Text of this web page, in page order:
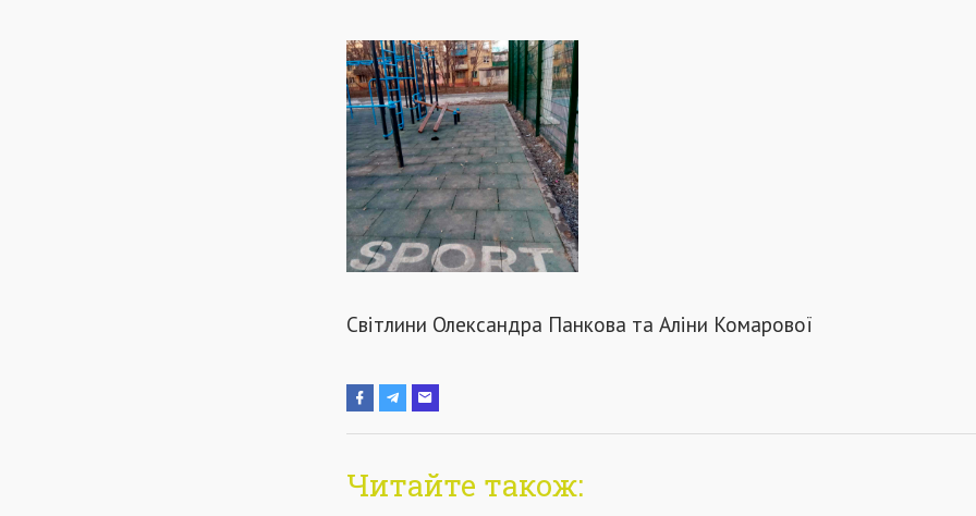
Світлини Олександра Панкова та Аліни Комарової
Читайте також: